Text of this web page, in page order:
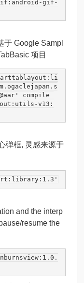
gif-
于 Google Sampl
项目
v13:
弹框, 灵感来源于
and the interp
resume the